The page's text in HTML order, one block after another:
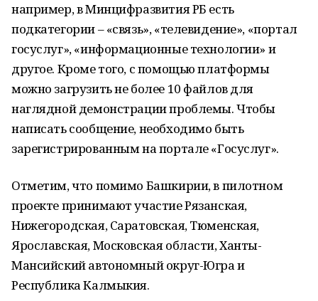
например, в Минцифразвития РБ есть
подкатегории – «связь», «телевидение», «портал
госуслуг», «информационные технологии» и
другое. Кроме того, с помощью платформы
можно загрузить не более 10 файлов для
наглядной демонстрации проблемы. Чтобы
написать сообщение, необходимо быть
зарегистрированным на портале «Госуслуг».
Отметим, что помимо Башкирии, в пилотном
проекте принимают участие Рязанская,
Нижегородская, Саратовская, Тюменская,
Ярославская, Московская области, Ханты-
Мансийский автономный округ-Югра и
Республика Калмыкия.